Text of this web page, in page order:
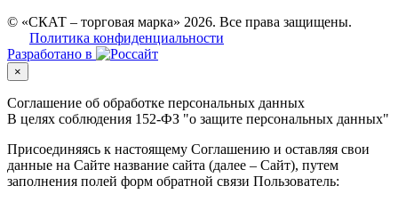
© «СКАТ – торговая марка» 2026. Все права защищены.
Политика конфиденциальности
Разработано в
×
Соглашение об обработке персональных данных
В целях соблюдения 152-ФЗ "о защите персональных данных"
Присоединяясь к настоящему Соглашению и оставляя свои
данные на Сайте название сайта (далее – Сайт), путем
заполнения полей форм обратной связи Пользователь: